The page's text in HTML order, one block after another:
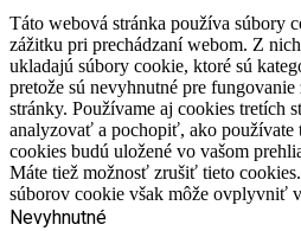
Táto webová stránka používa súbory
zážitku pri prechádzaní webom. Z
ukladajú súbory cookie, ktoré sú
pretože sú nevyhnutné pre
stránky. Používame aj cookies tretích
analyzovať a pochopiť, ako používate
cookies budú uložené vo vašom
Máte tiež možnosť zrušiť tieto
súborov cookie však môže ovplyvniť
Nevyhnutné